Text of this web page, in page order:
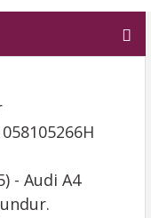
- Audi A4